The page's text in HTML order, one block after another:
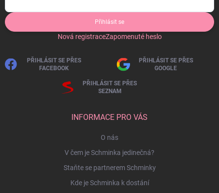
Přihlásit se
Nová registraceZapomenuté heslo
PŘIHLÁSIT SE PŘES
FACEBOOK
PŘIHLÁSIT SE PŘES
GOOGLE
PŘIHLÁSIT SE PŘES
SEZNAM
INFORMACE PRO VÁS
O nás
V čem je Schminka jedinečná?
Staňte se partnerem Schminky
Kde je Schminka k dostání